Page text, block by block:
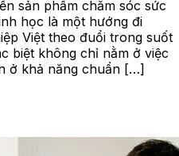
sản phẩm chăm sóc sức
học là một hướng đi
Việt theo đuổi trong suốt
biệt không chỉ nằm ở việc
ở khả năng chuẩn […]